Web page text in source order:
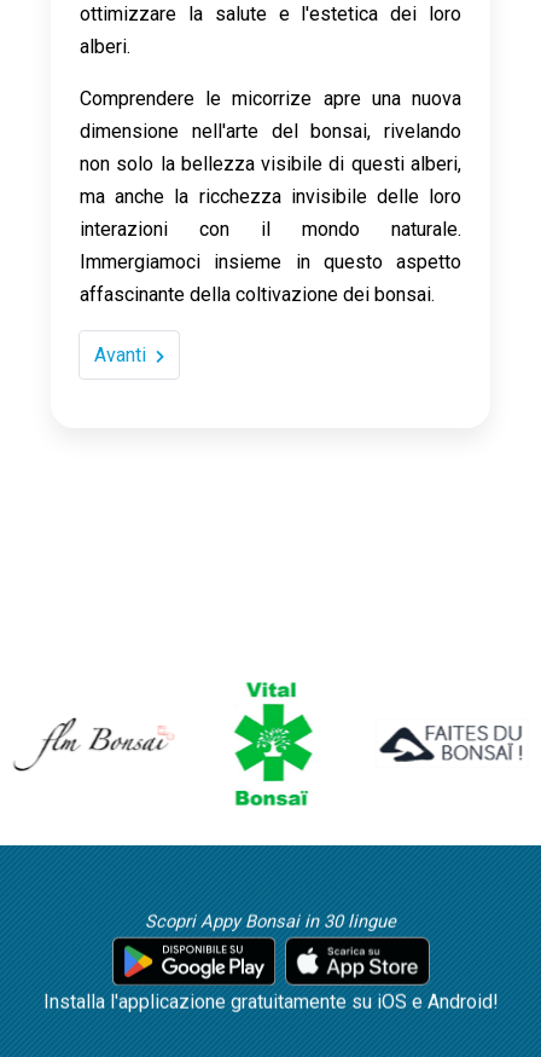
ottimizzare la salute e l'estetica dei loro
alberi.
Comprendere le micorrize apre una nuova
dimensione nell'arte del bonsai, rivelando
non solo la bellezza visibile di questi alberi,
ma anche la ricchezza invisibile delle loro
interazioni con il mondo naturale.
Immergiamoci insieme in questo aspetto
affascinante della coltivazione dei bonsai.
Avanti
Scopri Appy Bonsai in 30 lingue
Installa l'applicazione gratuitamente su iOS e Android!